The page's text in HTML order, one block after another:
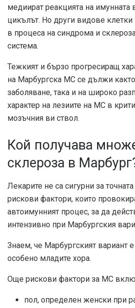
медиират реакцията на имунната
цикълът. Но други видове
в процеса на синдрома и
система.
Тежкият и бързо прогресиращ
на Марбургска МС се дължи
заболяване, така и на широко
характер на лезиите на МС в
мозъчния ви ствол.
Кой получава
склероза в
Лекарите не са сигурни за
рискови фактори, които
автоимунният процес, за да
интензивно при Марбургския
Знаем, че Марбургският вариант
особено младите хора.
Още рискови фактори за МС
пол, определен женски при